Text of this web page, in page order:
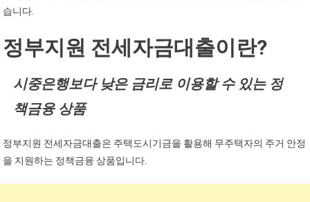
습니다.
정부지원 전세자금대출이란?
시중은행보다 낮은 금리로 이용할 수 있는 정
책금융 상품
정부지원 전세자금대출은 주택도시기금을 활용해 무주택자의 주거 안정
을 지원하는 정책금융 상품입니다.